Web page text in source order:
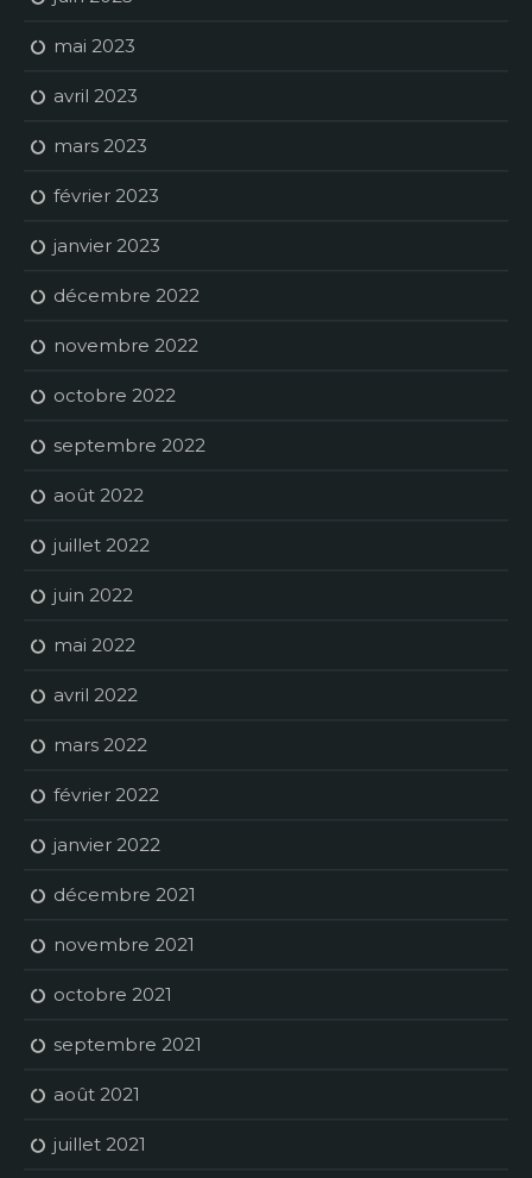
mai 2023
avril 2023
mars 2023
février 2023
janvier 2023
décembre 2022
novembre 2022
octobre 2022
septembre 2022
août 2022
juillet 2022
juin 2022
mai 2022
avril 2022
mars 2022
février 2022
janvier 2022
décembre 2021
novembre 2021
octobre 2021
septembre 2021
août 2021
juillet 2021